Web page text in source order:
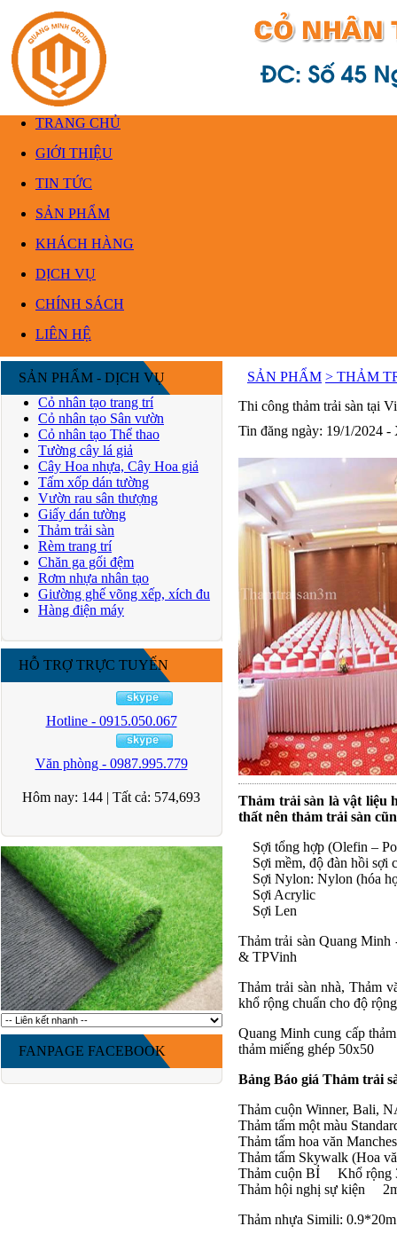
TRANG CHỦ
GIỚI THIỆU
TIN TỨC
SẢN PHẨM
KHÁCH HÀNG
DỊCH VỤ
CHÍNH SÁCH
LIÊN HỆ
SẢN PHẨM - DỊCH VỤ
Cỏ nhân tạo trang trí
Cỏ nhân tạo Sân vườn
Cỏ nhân tạo Thể thao
Tường cây lá giả
Cây Hoa nhựa, Cây Hoa giả
Tấm xốp dán tường
Vườn rau sân thượng
Giấy dán tường
Thảm trải sàn
Rèm trang trí
Chăn ga gối đệm
Rơm nhựa nhân tạo
Giường ghế võng xếp, xích đu
Hàng điện máy
HỖ TRỢ TRỰC TUYẾN
Hotline - 0915.050.067
Văn phòng - 0987.995.779
Hôm nay: 144 | Tất cả: 574,693
FANPAGE FACEBOOK
SẢN PHẨM > THẢM
Thi công thảm trải sàn tại
Tin đăng ngày: 19/1/2024 -
Thảm trải sàn là vật liệu
thất nên thảm trải sàn
Sợi tổng hợp (Olefin –
Sợi mềm, độ đàn hồi sợi
Sợi Nylon: Nylon (hóa
Sợi Acrylic
Sợi Len
Thảm trải sàn Quang Minh
& TPVinh
Thảm trải sàn nhà, Thảm
khổ rộng chuẩn cho độ
Quang Minh cung cấp
thảm miếng ghép 50x50
Bảng Báo giá Thảm trải
Thảm cuộn Winner,
Thảm tấm một màu
Thảm tấm hoa văn
Thảm tấm Skywalk (Hoa
Thảm cuộn BỈ Khổ
Thảm hội nghị sự kiện
Thảm nhựa Simili: